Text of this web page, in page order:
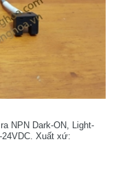
NPN Dark-ON, Light-
Xuất xứ: